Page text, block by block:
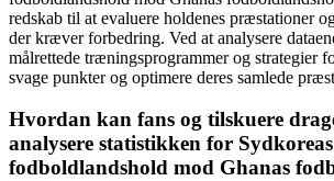
redskab til at evaluere holdenes præstationer
der kræver forbedring. Ved at analysere
målrettede træningsprogrammer og strategier
svage punkter og optimere deres samlede
Hvordan kan fans og tilskuere
analysere statistikken for Sydkoreas
fodboldlandshold mod Ghanas